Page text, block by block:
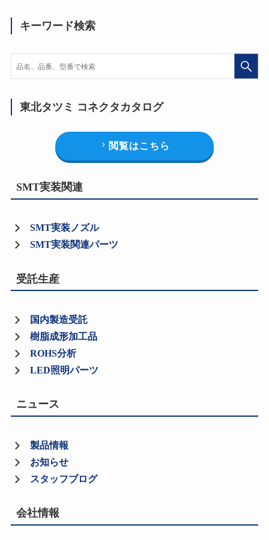
キーワード検索
東北タツミ コネクタカタログ
閲覧はこちら
SMT実装関連
SMT実装ノズル
SMT実装関連パーツ
受託生産
国内製造受託
樹脂成形加工品
ROHS分析
LED照明パーツ
ニュース
製品情報
お知らせ
スタッフブログ
会社情報